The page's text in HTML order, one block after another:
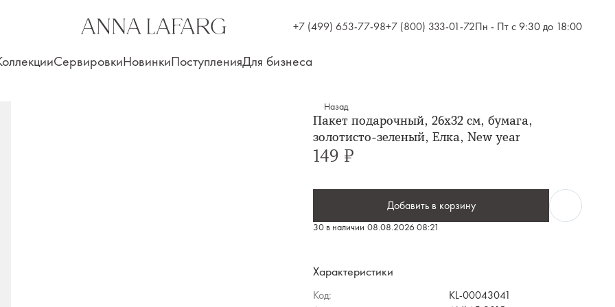
+7 (499) 653-77-98+7 (800) 333-01-72Пн - Пт с 9:30 до 18:00
СервировкиНовинкиПоступленияДля бизнеса
Назад
Пакет подарочный, 26х32 см, бумага,
золотисто-зеленый, Елка, New year
149 ₽
30 в наличии 08.08.2026 08:21
Добавить в корзину
Характеристики
Код:
KL-00043041